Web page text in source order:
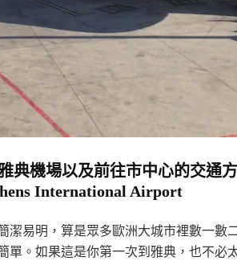
典機場以及前往市中心的交通
International Airport
潔易明，算是眾多歐洲大城市裡數一數
單。如果這是你第一次到雅典，也不必